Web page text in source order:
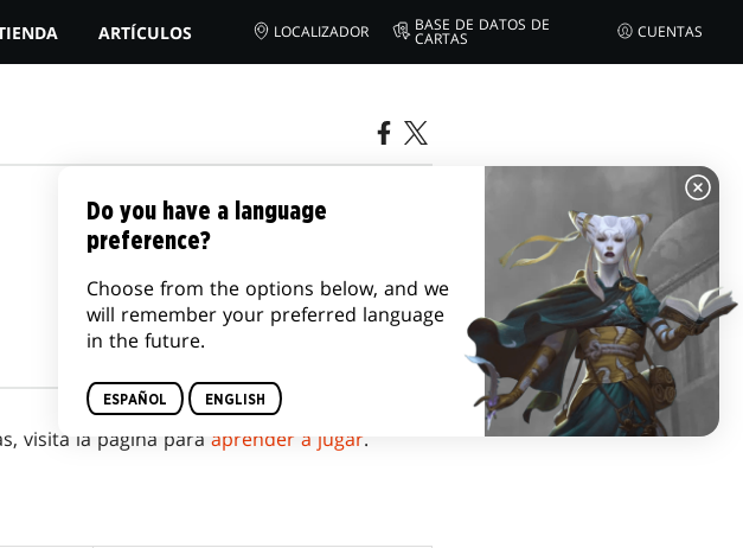
ARTÍCULOS LOCALIZADOR BASE DE DATOS DE
CARTAS CUENTAS
visita la página para aprender a jugar.
Do you have a language
preference?
Choose from the options below, and we
will remember your preferred language
in the future.
ESPAÑOL ENGLISH